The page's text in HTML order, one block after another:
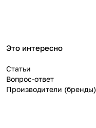
Это интересно
Статьи
Вопрос-ответ
Производители (бренды)